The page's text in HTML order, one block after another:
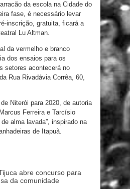
da escola na Cidade do
fase, é necessário levar
inscrição, gratuita, ficará a
Lu Altman.
da vermelho e branco
dos ensaios para os
setores acontecerá no
Rua Rivadávia Corrêa, 60,
Niterói para 2020, de autoria
Ferreira e Tarcísio
alma lavada”, inspirado na
de Itapuã.
abre concurso para
da comunidade